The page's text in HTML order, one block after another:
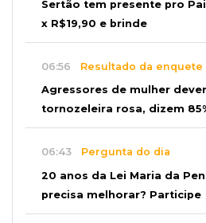
Sertão tem presente pro
x R$19,90 e brinde
06:56 Resultado da enquete
Agressores de mulher
tornozeleira rosa, dizem
06:43 Pergunta do dia
20 anos da Lei Maria da
precisa melhorar? Participe